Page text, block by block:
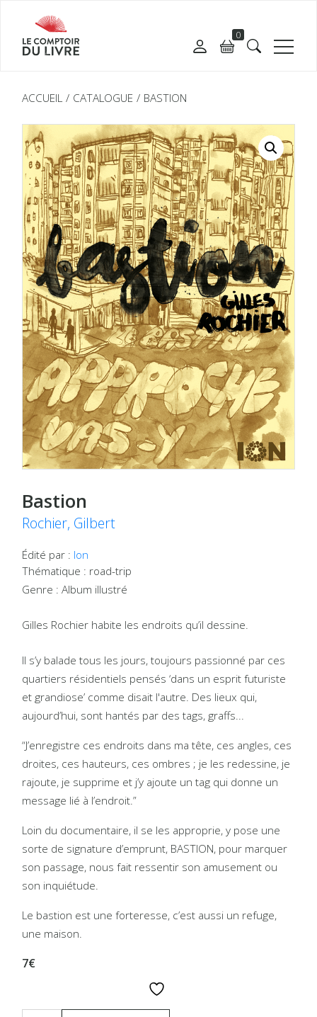
0
ACCUEIL CATALOGUE BASTION
Bastion
Rochier, Gilbert
Édité par : Ion
Thématique : road-trip
Genre : Album illustré
Gilles Rochier habite les endroits qu’il dessine.
Il s’y balade tous les jours, toujours passionné par ces
quartiers résidentiels pensés ‘dans un esprit futuriste
et grandiose’ comme disait l'autre. Des lieux qui,
aujourd’hui, sont hantés par des tags, graffs...
“J’enregistre ces endroits dans ma tête, ces angles, ces
droites, ces hauteurs, ces ombres ; je les redessine, je
rajoute, je supprime et j’y ajoute un tag qui donne un
message lié à l’endroit.”
Loin du documentaire, il se les approprie, y pose une
sorte de signature d’emprunt, BASTION, pour marquer
son passage, nous fait ressentir son amusement ou
son inquiétude.
Le bastion est une forteresse, c’est aussi un refuge,
une maison.
7€